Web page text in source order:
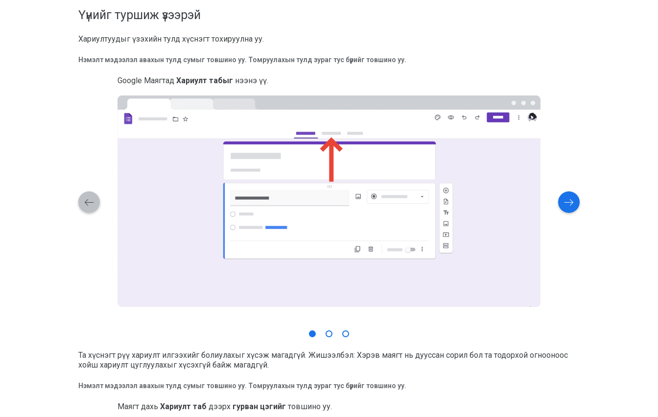
Үүнийг туршиж үзээрэй
Хариултуудыг үзэхийн тулд хүснэгт тохируулна уу.
Нэмэлт мэдээлэл авахын тулд сумыг товшино уу. Томруулахын тулд зураг тус бүрийг товшино уу.
Google Маягтад Хариулт табыг нээнэ үү.
Та хүснэгт рүү хариулт илгээхийг болиулахыг хүсэж магадгүй. Жишээлбэл: Хэрэв маягт нь дууссан сорил бол та тодорхой огнооноос
хойш хариулт цуглуулахыг хүсэхгүй байж магадгүй.
Нэмэлт мэдээлэл авахын тулд сумыг товшино уу. Томруулахын тулд зураг тус бүрийг товшино уу.
Маягт дахь Хариулт таб дээрх гурван цэгийг товшино уу.